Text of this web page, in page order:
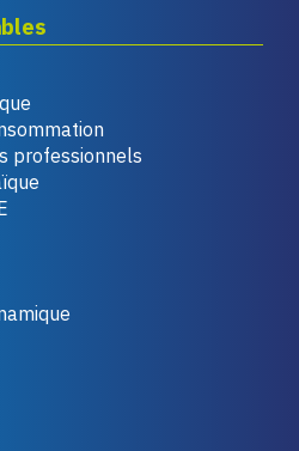
professionnels